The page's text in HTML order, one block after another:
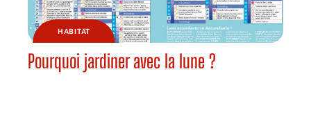
HABITAT
Pourquoi jardiner avec la lune ?